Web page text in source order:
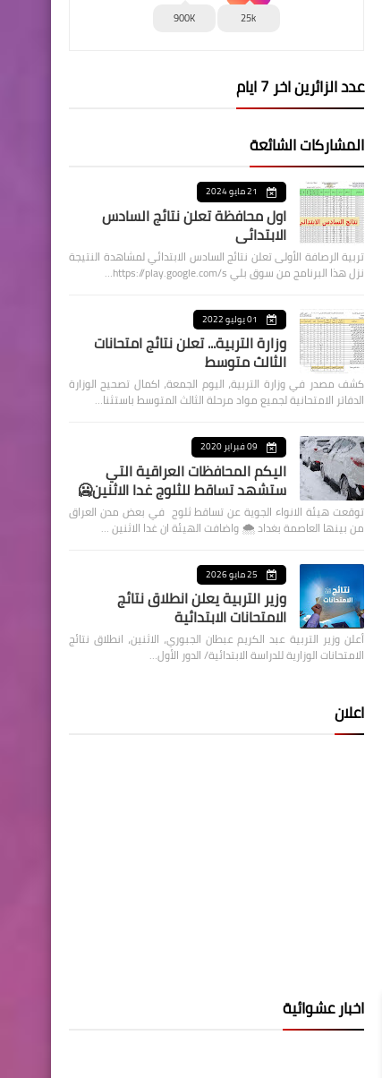
25k
900K
عدد الزائرين اخر 7 ايام
المشاركات الشائعة
21 مايو 2024
اول محافظة تعلن نتائج السادس
الابتدائي
تربية الرصافة الأولى تعلن نتائج السادس الابتدائي لمشاهدة النتيجة
نزل هذا البرنامج من سوق بلي https://play.google.com/s…
01 يوليو 2022
وزارة التربية... تعلن نتائج امتحانات
الثالث متوسط
كشف مصدر في وزارة التربية، اليوم الجمعة، اكمال تصحيح الوزارة
الدفاتر الامتحانية لجميع مواد مرحلة الثالث المتوسط باستثنا…
09 فبراير 2020
اليكم المحافظات العراقية التي
ستشهد تساقط للثلوج غدا الاثنين🥶
توقعت هيئة الانواء الجوية عن تساقط ثلوج في بعض مدن العراق
من بينها العاصمة بغداد ⁦🌨️⁩ واضافت الهيئة ان غدا الاثنين …
25 مايو 2026
وزير التربية يعلن انطلاق نتائج
الامتحانات الابتدائية
أعلن وزير التربية عبد الكريم عبطان الجبوري، الاثنين، انطلاق نتائج
الامتحانات الوزارية للدراسة الابتدائية/ الدور الأول…
اعلان
اخبار عشوائية